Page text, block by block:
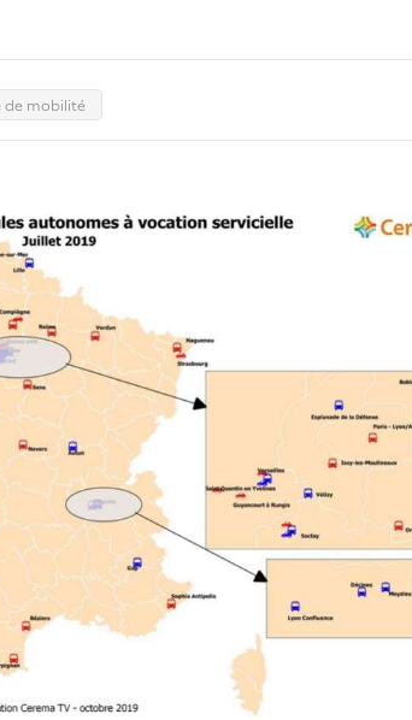
de mobilité